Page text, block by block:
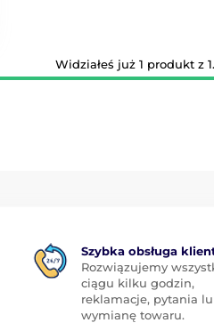
Widziałeś już 1 produkt z 1.
Szybka obsługa
Rozwiązujemy
ciągu kilku godzin,
reklamacje, pytania
wymianę towaru.